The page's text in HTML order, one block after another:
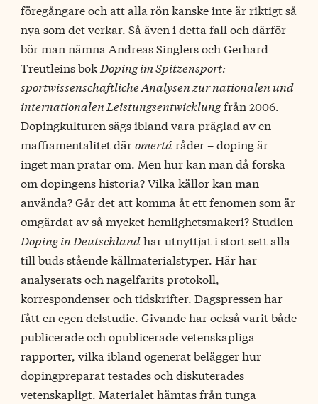
föregångare och att alla rön kanske inte är riktigt så
nya som det verkar. Så även i detta fall och därför
bör man nämna Andreas Singlers och Gerhard
Treutleins bok Doping im Spitzensport:
sportwissenschaftliche Analysen zur nationalen und
internationalen Leistungsentwicklungfrån 2006.
Dopingkulturen sägs ibland vara präglad av en
maffiamentalitet däromertá råder – doping är
inget man pratar om. Men hur kan man då forska
om dopingens historia? Vilka källor kan man
använda? Går det att komma åt ett fenomen som är
omgärdat av så mycket hemlighetsmakeri? Studien
Doping in Deutschlandhar utnyttjat i stort sett alla
till buds stående källmaterialstyper. Här har
analyserats och nagelfarits protokoll,
korrespondenser och tidskrifter. Dagspressen har
fått en egen delstudie. Givande har också varit både
publicerade och opublicerade vetenskapliga
rapporter, vilka ibland ogenerat belägger hur
dopingpreparat testades och diskuterades
vetenskapligt. Materialet hämtas från tunga